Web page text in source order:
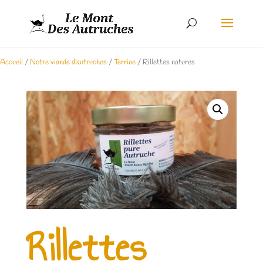
Accueil/ Notre viande d’autruches /Terrine / Rillettes natures
Rillettes